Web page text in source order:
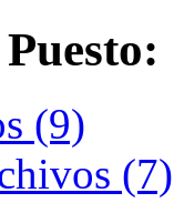
(9)
(7)